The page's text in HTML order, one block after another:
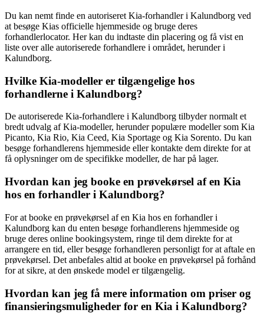
Du kan nemt finde en autoriseret Kia-forhandler i Kalundborg ved
at besøge Kias officielle hjemmeside og bruge deres
forhandlerlocator. Her kan du indtaste din placering og få vist en
liste over alle autoriserede forhandlere i området, herunder i
Kalundborg.
Hvilke Kia-modeller er tilgængelige hos
forhandlerne i Kalundborg?
De autoriserede Kia-forhandlere i Kalundborg tilbyder normalt et
bredt udvalg af Kia-modeller, herunder populære modeller som Kia
Picanto, Kia Rio, Kia Ceed, Kia Sportage og Kia Sorento. Du kan
besøge forhandlerens hjemmeside eller kontakte dem direkte for at
få oplysninger om de specifikke modeller, de har på lager.
Hvordan kan jeg booke en prøvekørsel af en Kia
hos en forhandler i Kalundborg?
For at booke en prøvekørsel af en Kia hos en forhandler i
Kalundborg kan du enten besøge forhandlerens hjemmeside og
bruge deres online bookingsystem, ringe til dem direkte for at
arrangere en tid, eller besøge forhandleren personligt for at aftale en
prøvekørsel. Det anbefales altid at booke en prøvekørsel på forhånd
for at sikre, at den ønskede model er tilgængelig.
Hvordan kan jeg få mere information om priser og
finansieringsmuligheder for en Kia i Kalundborg?